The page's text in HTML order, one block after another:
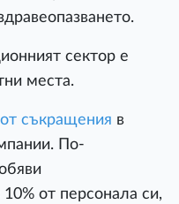
сектор е
места.
съкращения в
По-
от персонала си,